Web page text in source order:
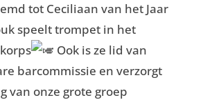
tot Ceciliaan van het Jaar
speelt trompet in het
Ook is ze lid van
barcommissie en verzorgt
van onze grote groep